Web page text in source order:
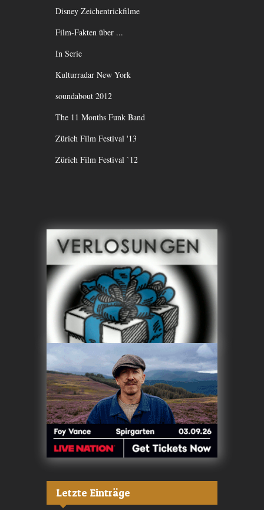
Disney Zeichentrickfilme
Film-Fakten über ...
In Serie
Kulturradar New York
soundabout 2012
The 11 Months Funk Band
Zürich Film Festival '13
Zürich Film Festival `12
Letzte Einträge